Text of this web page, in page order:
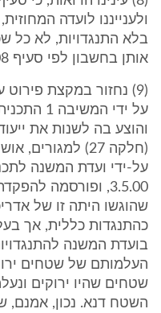
ולענייננו לועדה
בלא התנגדויות, לא כל
אותן בחשבון לפי סעיף 108(א).
(9) נחזור במקצת פירוט
והוצע בה לשנות את
(חלקה 27)
על-ידי ועדת המשנה
שהוגשו היתה זו של
בועדת המשנה
העלמותם של שטחים
שטחים שהיו ירוקים
השטח דנא. נכון, אמנם,